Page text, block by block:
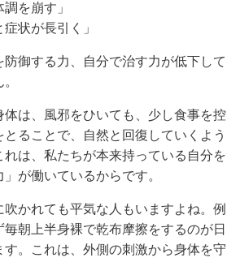
を崩す」
状が長引く」
防御する力、自分で治す力が低下して
体は、風邪をひいても、少し食事を控
とることで、自然と回復していくよう
れは、私たちが本来持っている自分を
が働いているからです。
吹かれても平気な人もいますよね。例
毎朝上半身裸で乾布摩擦をするのが日
。これは、外側の刺激から身体を守